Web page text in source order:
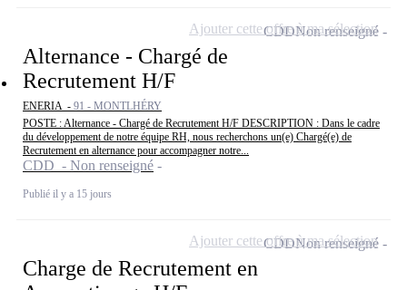
Alternance - Chargé de
Recrutement H/F
ENERIA - 91 - MONTLHÉRY
POSTE : Alternance - Chargé de Recrutement H/F DESCRIPTION : Dans le cadre
du développement de notre équipe RH, nous recherchons un(e) Chargé(e) de
Recrutement en alternance pour accompagner notre...
CDD - Non renseigné
Publié il y a 15 jours
CDDNon renseigné
Ajouter cette offre à ma sélection
Charge de Recrutement en
CDDNon renseigné
Ajouter cette offre à ma sélection